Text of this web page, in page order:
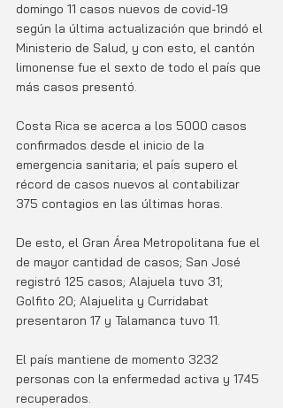
domingo 11 casos nuevos de covid-19
según la última actualización que brindó el
Ministerio de Salud, y con esto, el cantón
limonense fue el sexto de todo el país que
más casos presentó.
Costa Rica se acerca a los 5000 casos
confirmados desde el inicio de la
emergencia sanitaria; el país supero el
récord de casos nuevos al contabilizar
375 contagios en las últimas horas.
De esto, el Gran Área Metropolitana fue el
de mayor cantidad de casos; San José
registró 125 casos; Alajuela tuvo 31;
Golfito 20; Alajuelita y Curridabat
presentaron 17 y Talamanca tuvo 11.
El país mantiene de momento 3232
personas con la enfermedad activa y 1745
recuperados.